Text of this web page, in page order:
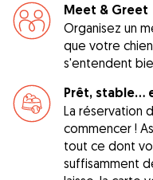
Meet & Greet
Organisez un
que votre
s'entendent
Prêt, stable...
La réservation
commencer !
tout ce dont
suffisamment